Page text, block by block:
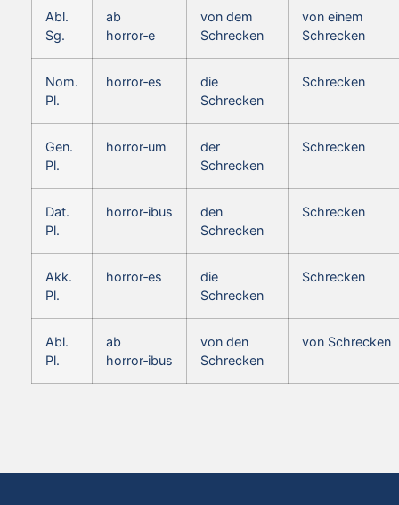
Abl.
Sg.
ab
horror‑e
von dem
Schrecken
von einem
Schrecken
Nom.
Pl.
horror‑es
die
Schrecken
Schrecken
Gen.
Pl.
horror‑um
der
Schrecken
Schrecken
Dat.
Pl.
horror‑ibus
den
Schrecken
Schrecken
Akk.
Pl.
horror‑es
die
Schrecken
Schrecken
Abl.
Pl.
ab
horror‑ibus
von den
Schrecken
von Schrecken